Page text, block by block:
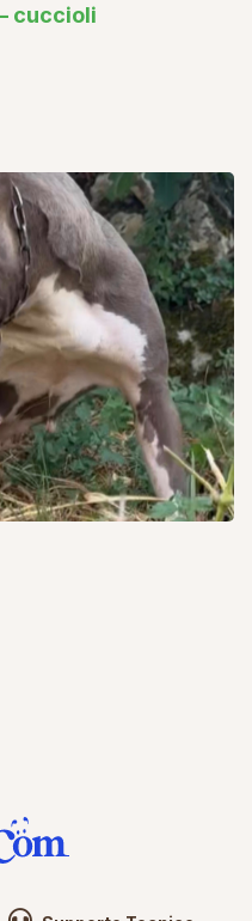
cuccioli